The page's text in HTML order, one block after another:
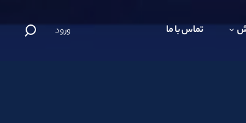
تماس با ما ورود